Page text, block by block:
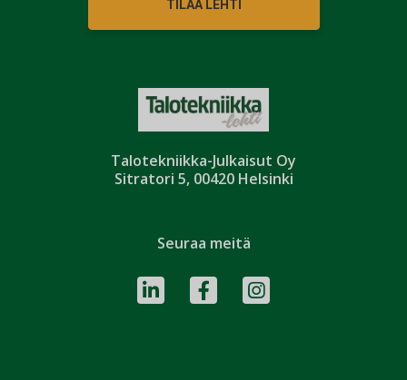
Talotekniikka-Julkaisut Oy
Sitratori 5, 00420 Helsinki
TILAA LEHTI
Seuraa meitä